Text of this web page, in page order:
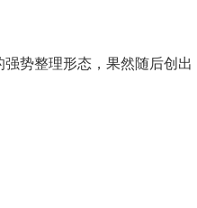
势整理形态，果然随后创出